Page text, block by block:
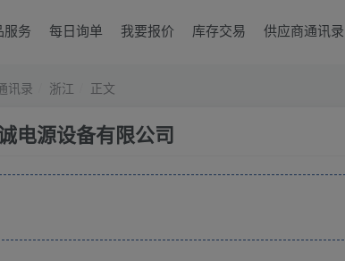
服务 每日询单 我要报价 库存交易 供应商通讯录
讯录 浙江 正文
电源设备有限公司